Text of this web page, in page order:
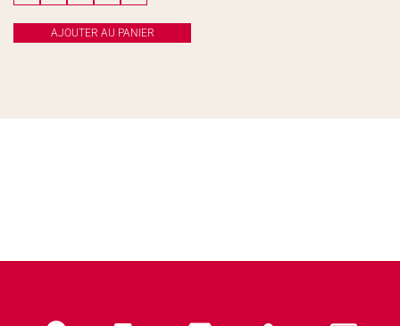
AJOUTER AU PANIER